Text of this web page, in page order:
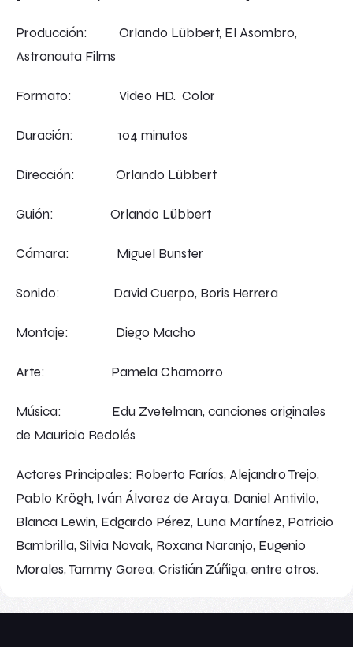
Producción: Orlando Lübbert, El Asombro,
Astronauta Films
Formato: Video HD. Color
Duración: 104 minutos
Dirección: Orlando Lübbert
Guión: Orlando Lübbert
Cámara: Miguel Bunster
Sonido: David Cuerpo, Boris Herrera
Montaje: Diego Macho
Arte: Pamela Chamorro
Música: Edu Zvetelman, canciones originales
de Mauricio Redolés
Actores Principales: Roberto Farías, Alejandro Trejo,
Pablo Krögh, Iván Álvarez de Araya, Daniel Antivilo,
Blanca Lewin, Edgardo Pérez, Luna Martínez, Patricio
Bambrilla, Silvia Novak, Roxana Naranjo, Eugenio
Morales, Tammy Garea, Cristián Zúñiga, entre otros.